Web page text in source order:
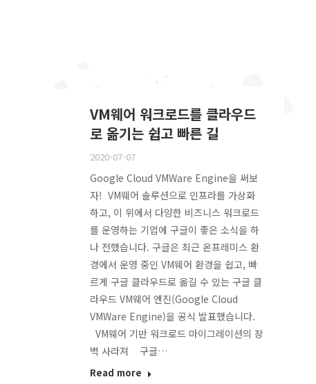
VM웨어 워크로드를 클라우드
로 옮기는 쉽고 빠른 길
2020-07-07
Google Cloud VMWare Engine을 써보
자! VM웨어 솔루션으로 인프라를 가상화
하고, 이 위에서 다양한 비즈니스 워크로드
를 운영하는 기업에 구글이 좋은 소식을 하
나 전했습니다. 구글은 최근 온프레미스 환
경에서 운영 중인 VM웨어 환경을 쉽고, 빠
르게 구글 클라우드로 옮길 수 있는 구글 클
라우드 VM웨어 엔진(Google Cloud
VMWare Engine)을 공식 발표했습니다.
VM웨어 기반 워크로드 마이그레이션의 장
벽 사라져 구글…
Read more